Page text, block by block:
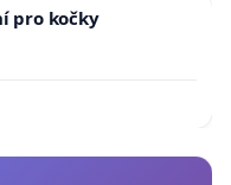
pro kočky